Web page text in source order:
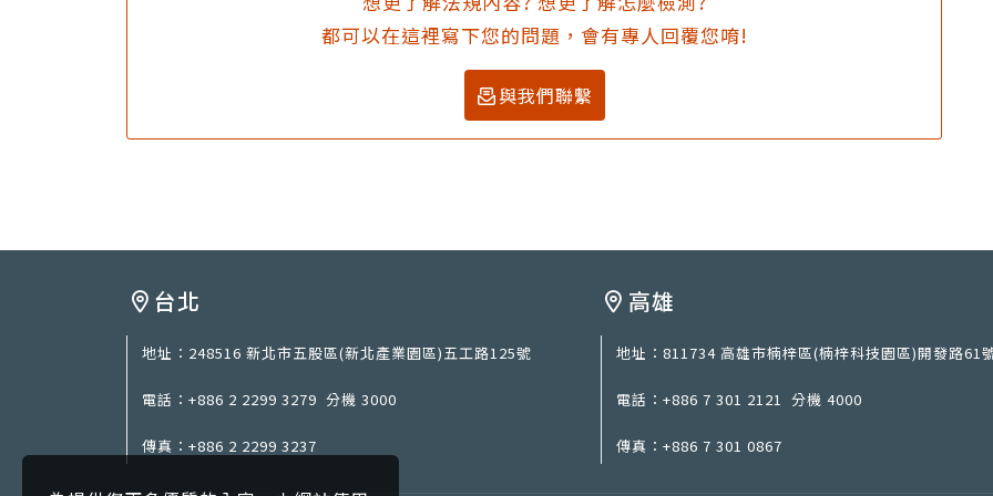
都可以在這裡寫下您的問題，會有專人回覆您唷!
與我們聯繫
台北
地址： 248516 新北市五股區(新北產業園區)五工路125號
電話： +886 2 2299 3279 分機 3000
傳真： +886 2 2299 3237
高雄
地址： 811734 高雄市楠梓區(楠梓科技園區)開發路61
電話： +886 7 301 2121 分機 4000
傳真： +886 7 301 0867